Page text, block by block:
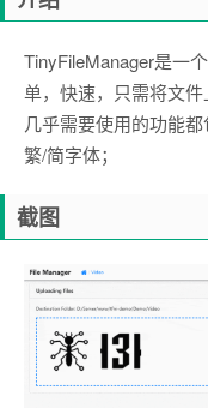
TinyFileManager是一
单，快速，只需将文件
几乎需要使用的功能
繁/简字体；
截图